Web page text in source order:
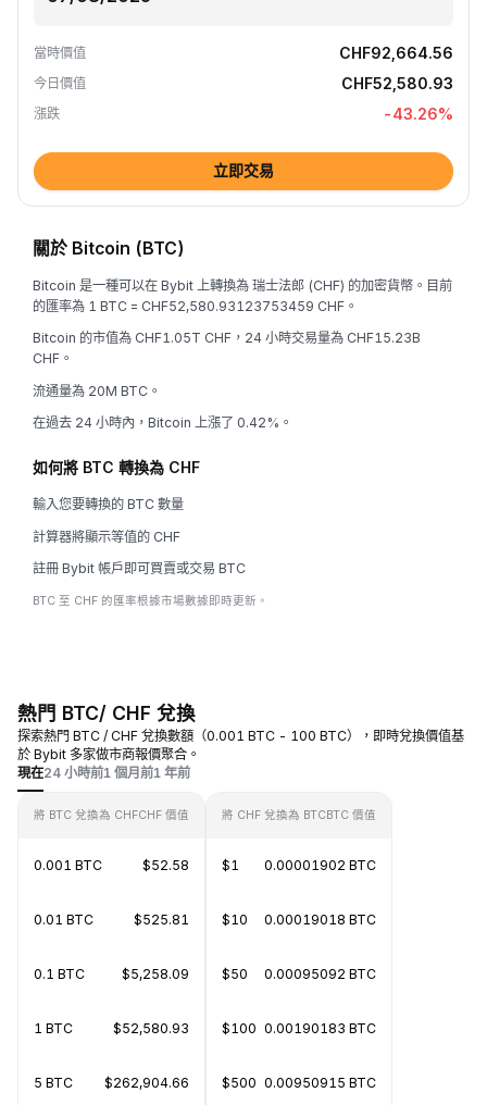
當時價值 CHF92,664.56
今日價值 CHF52,580.93
漲跌 -43.26%
立即交易
關於 Bitcoin (BTC)
Bitcoin 是一種可以在 Bybit 上轉換為 瑞士法郎 (CHF) 的加密貨幣。目前
的匯率為 1 BTC = CHF52,580.93123753459 CHF。
Bitcoin 的市值為 CHF1.05T CHF，24 小時交易量為 CHF15.23B
CHF。
流通量為 20M BTC。
在過去 24 小時內，Bitcoin 上漲了 0.42%。
如何將 BTC 轉換為 CHF
輸入您要轉換的 BTC 數量
計算器將顯示等值的 CHF
註冊 Bybit 帳戶即可買賣或交易 BTC
BTC 至 CHF 的匯率根據市場數據即時更新。
熱門 BTC/ CHF 兌換
探索熱門 BTC / CHF 兌換數額（0.001 BTC - 100 BTC），即時兌換價值基
於 Bybit 多家做市商報價聚合。
現在24 小時前1 個月前1 年前
將 BTC 兌換為 CHFCHF 價值
0.001 BTC $52.58
0.01 BTC $525.81
0.1 BTC $5,258.09
1 BTC $52,580.93
5 BTC $262,904.66
將 CHF 兌換為 BTCBTC 價值
$1 0.00001902 BTC
$10 0.00019018 BTC
$50 0.00095092 BTC
$100 0.00190183 BTC
$500 0.00950915 BTC